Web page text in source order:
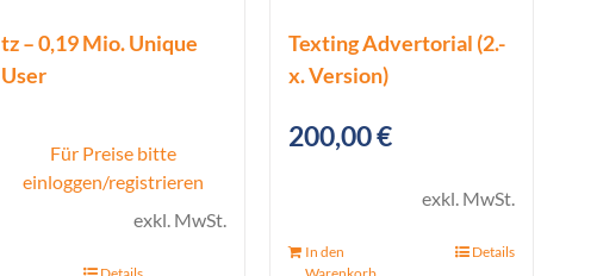
tz – 0,19 Mio. Unique
User
Für Preise bitte
einloggen/registrieren
exkl. MwSt.
Texting Advertorial (2.-
x. Version)
200,00€
exkl. MwSt.
In den
Details